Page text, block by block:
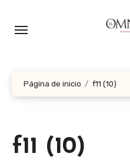
Página de inicio f11 (10)
f11 (10)